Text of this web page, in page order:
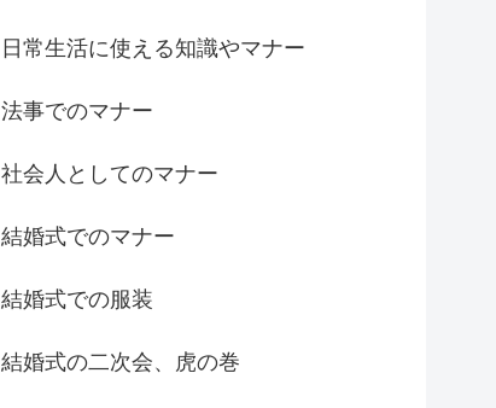
日常生活に使える知識やマナー
法事でのマナー
社会人としてのマナー
結婚式でのマナー
結婚式での服装
結婚式の二次会、虎の巻